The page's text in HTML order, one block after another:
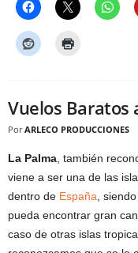
Vuelos Baratos
Por ARLECO PRODUCCIONES
La Palma , también
viene a ser una de las
dentro de España ,
pueda encontrar gran
caso de otras islas